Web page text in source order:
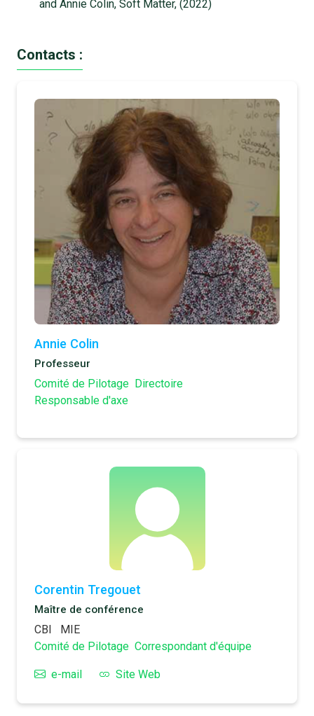
and Annie Colin, Soft Matter, (2022)
Contacts :
Annie Colin
Professeur
Comité de Pilotage Directoire
Responsable d'axe
Corentin Tregouet
Maître de conférence
CBI
MIE
Comité de Pilotage Correspondant d'équipe
e-mail Site Web